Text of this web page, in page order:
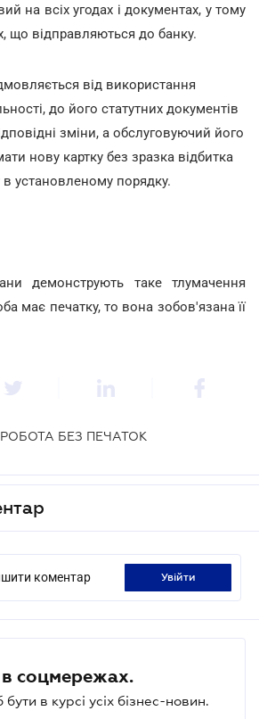
на всіх угодах і документах, у тому
що відправляються до банку.
від використання
до його статутних документів
зміни, а обслуговуючий його
нову картку без зразка відбитка
в установленому порядку.
демонструють таке тлумачення
має печатку, то вона зобов'язана її
РОБОТА БЕЗ ПЕЧАТОК
коментар увійти
соцмережах.
в курсі усіх бізнес-новин.